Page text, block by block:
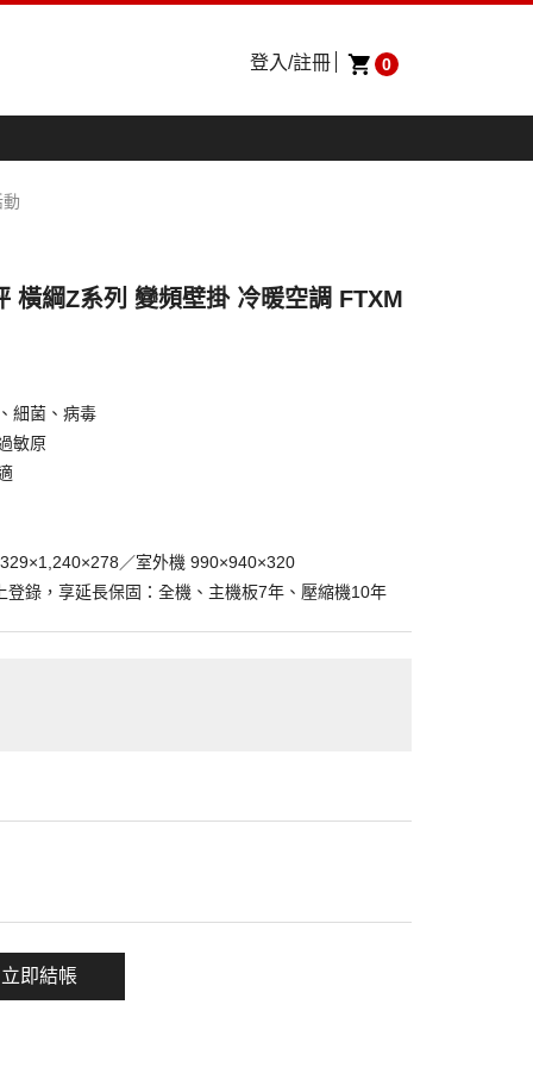
0
登入/註冊
橫綱Z系列 變頻壁掛 冷暖空調 FTXM
細菌、病毒
敏原
／室外機 990×940×320
登錄，享延長保固：全機、主機板7年、壓縮機10年
立即結帳